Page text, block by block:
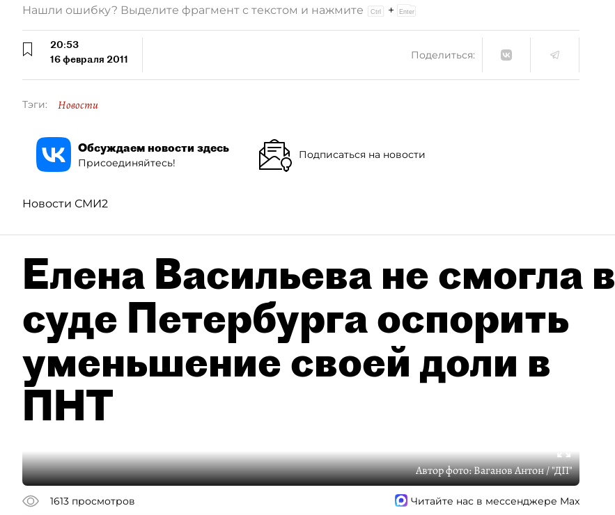
Нашли ошибку? Выделите фрагмент с текстом и нажмите +
20:53
16 февраля 2011
Поделиться:
Тэги: Новости
Обсуждаем новости здесь
Присоединяйтесь!
Подписаться на новости
Новости СМИ2
Елена Васильева не смогла в
суде Петербурга оспорить
уменьшение своей доли в
ПНТ
Автор фото:Ваганов Антон / "ДП"
1613 просмотров Читайте нас в мессенджере Max